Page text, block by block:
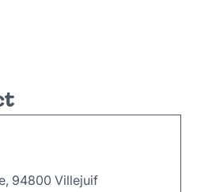
94800 Villejuif